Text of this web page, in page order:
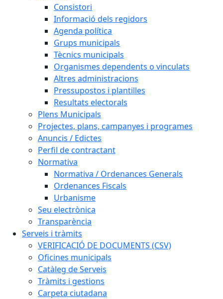
Consistori
Informació dels regidors
Agenda política
Grups municipals
Tècnics municipals
Organismes dependents o vinculats
Altres administracions
Pressupostos i plantilles
Resultats electorals
Plens Municipals
Projectes, plans, campanyes i programes
Anuncis / Edictes
Perfil de contractant
Normativa
Normativa / Ordenances Generals
Ordenances Fiscals
Urbanisme
Seu electrònica
Transparència
Serveis i tràmits
VERIFICACIÓ DE DOCUMENTS (CSV)
Oficines municipals
Catàleg de Serveis
Tràmits i gestions
Carpeta ciutadana